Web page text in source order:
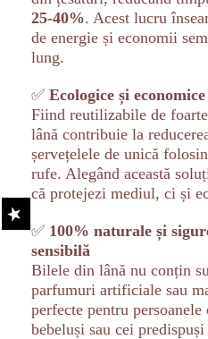
25-40%. Acest lucru
de energie și economii
lung.
✅ Ecologice și economice
Fiind reutilizabile de
lână contribuie la
șervețelele de unică
rufe. Alegând această
că protejezi mediul, ci și
✅ 100% naturale și
sensibilă
Bilele din lână nu conțin
parfumuri artificiale sau
perfecte pentru
bebeluși sau cei